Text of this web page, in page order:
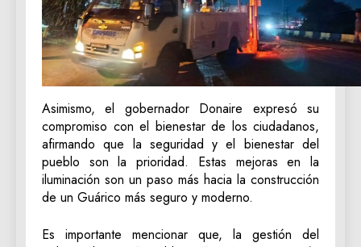
Asimismo, el gobernador Donaire expresó su
compromiso con el bienestar de los ciudadanos,
afirmando que la seguridad y el bienestar del
pueblo son la prioridad. Estas mejoras en la
iluminación son un paso más hacia la construcción
de un Guárico más seguro y moderno.
Es importante mencionar que, la gestión del